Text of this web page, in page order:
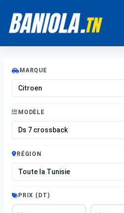
MARQUE
MODÈLE
RÉGION
PRIX (DT)